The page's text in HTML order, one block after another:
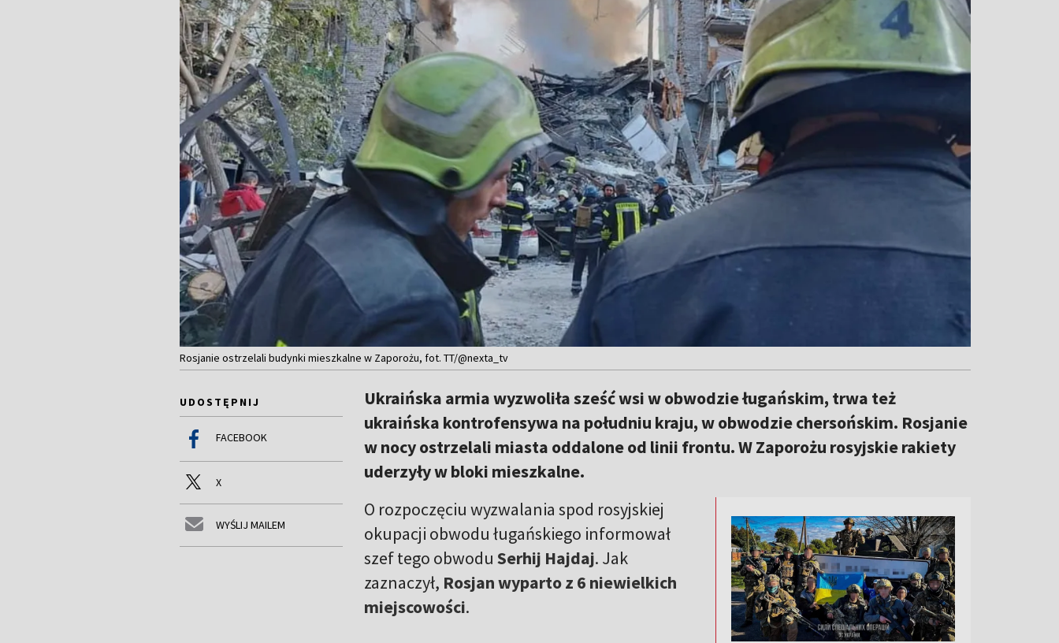
Rosjanie ostrzelali budynki mieszkalne w Zaporożu, fot. TT/@nexta_tv
UDOSTĘPNIJ
FACEBOOK
X
WYŚLIJ MAILEM
Ukraińska armia wyzwoliła sześć wsi w obwodzie ługańskim, trwa też
ukraińska kontrofensywa na południu kraju, w obwodzie chersońskim. Rosjanie
w nocy ostrzelali miasta oddalone od linii frontu. W Zaporożu rosyjskie rakiety
uderzyły w bloki mieszkalne.
O rozpoczęciu wyzwalania spod rosyjskiej
okupacji obwodu ługańskiego informował
szef tego obwodu Serhij Hajdaj. Jak
zaznaczył, Rosjan wyparto z 6 niewielkich
miejscowości.